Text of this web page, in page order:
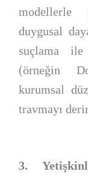
modellerle
duygusal
suçlama
(örneğin
kurumsal
travmayı
3.